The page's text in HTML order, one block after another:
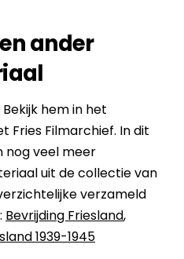
ander
hem in het
Fries Filmarchief. In dit
nog veel meer
uit de collectie van
verzameld
Bevrijding Friesland,
1939-1945